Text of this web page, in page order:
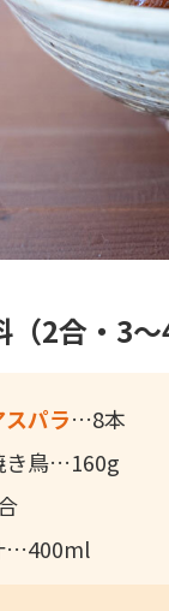
（2合・3～
パラ
8本
き鳥
160g
400ml